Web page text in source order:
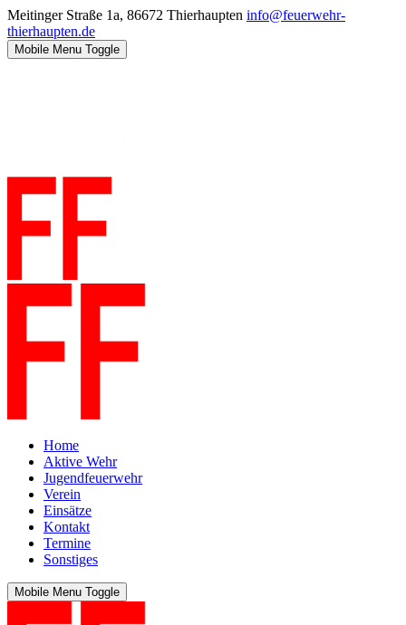
Meitinger Straße 1a, 86672 Thierhaupten info@feuerwehr-
thierhaupten.de
Mobile Menu Toggle
Home
Aktive Wehr
Jugendfeuerwehr
Verein
Einsätze
Kontakt
Termine
Sonstiges
Mobile Menu Toggle